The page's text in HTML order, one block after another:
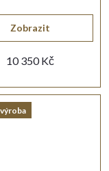
10 350 Kč
Zobrazit